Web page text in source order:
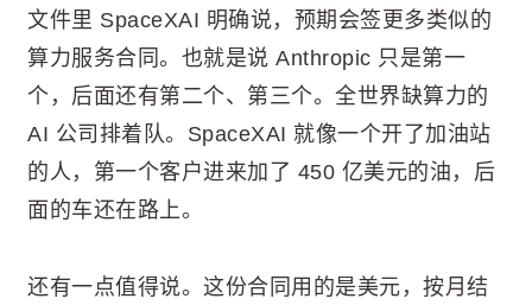
文件里 SpaceXAI 明确说，预期会签更多类似的
算力服务合同。也就是说 Anthropic 只是第一
个，后面还有第二个、第三个。全世界缺算力的
AI 公司排着队。SpaceXAI 就像一个开了加油站
的人，第一个客户进来加了 450 亿美元的油，后
面的车还在路上。
还有一点值得说。这份合同用的是美元，按月结